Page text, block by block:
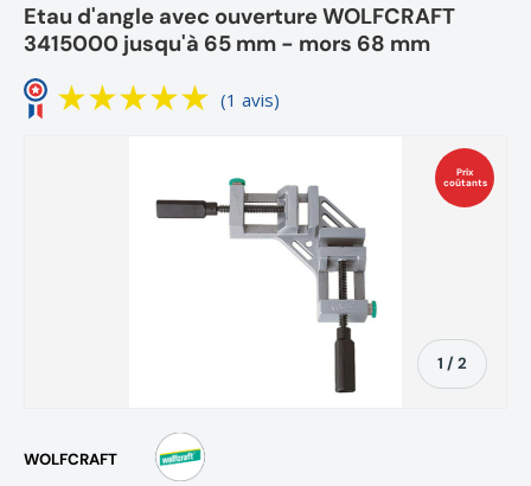
Etau d'angle avec ouverture WOLFCRAFT
3415000 jusqu'à 65 mm - mors 68 mm
(1 avis)
Prix
coûtants
1 /de
2
WOLFCRAFT